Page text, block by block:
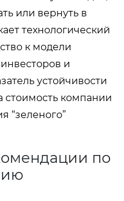
или вернуть в
технологический
к модели
инвесторов и
устойчивости
стоимость компании
“зеленого”
по